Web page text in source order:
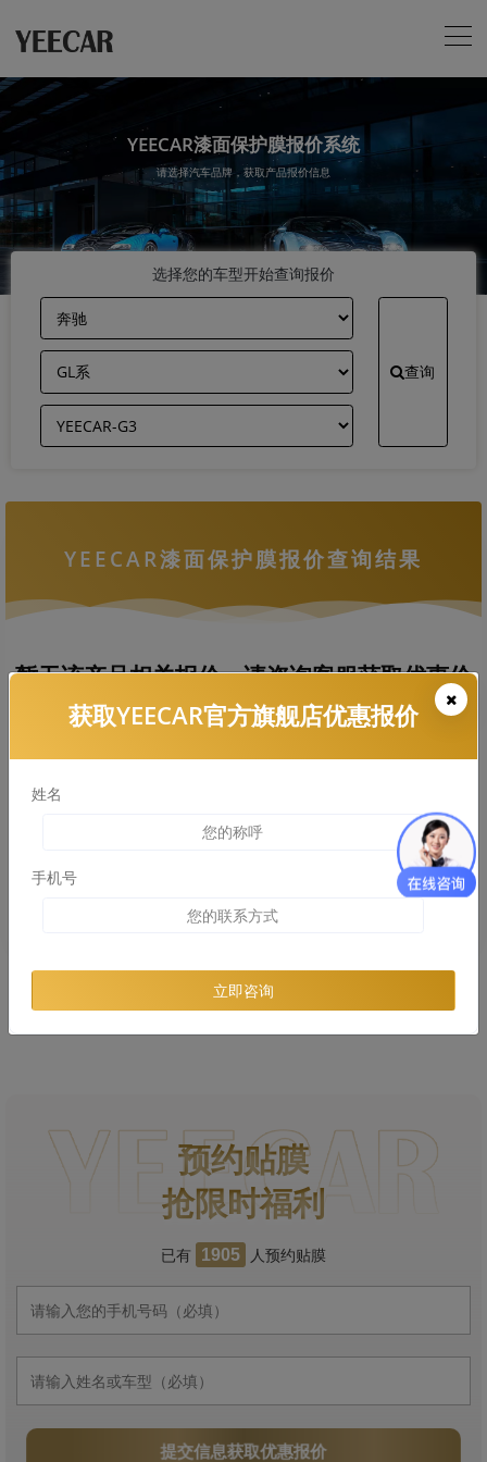
YEECAR漆面保护膜报价系统
请选择汽车品牌，获取产品报价信息
选择您的车型开始查询报价
查询
YEECAR漆面保护膜报价查询结果
暂无该产品相关报价，请咨询客服获取优惠价
格
预约贴膜
抢限时福利
已有 1905 人预约贴膜
提交信息获取优惠报价
获取YEECAR官方旗舰店优惠报价
姓名
手机号
立即咨询